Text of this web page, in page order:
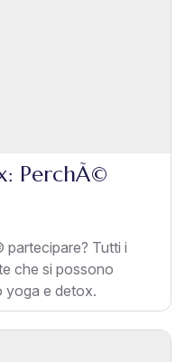
PerchÃ©
Tutti i
che si possono
yoga e detox.